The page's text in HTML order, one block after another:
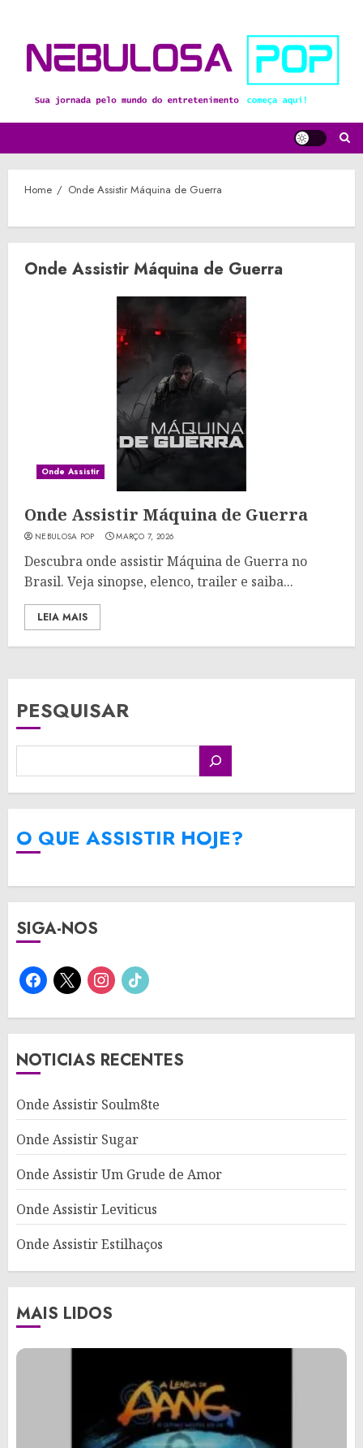
content
Home Onde Assistir Máquina de Guerra
Onde Assistir Máquina de Guerra
Onde Assistir
Onde Assistir Máquina de Guerra
NEBULOSA POP MARÇO 7, 2026
Descubra onde assistir Máquina de Guerra no
Brasil. Veja sinopse, elenco, trailer e saiba...
LEIA MAIS
PESQUISAR
O QUE ASSISTIR HOJE?
SIGA-NOS
facebook
x instagram
tiktok
NOTICIAS RECENTES
Onde Assistir Soulm8te
Onde Assistir Sugar
Onde Assistir Um Grude de Amor
Onde Assistir Leviticus
Onde Assistir Estilhaços
MAIS LIDOS